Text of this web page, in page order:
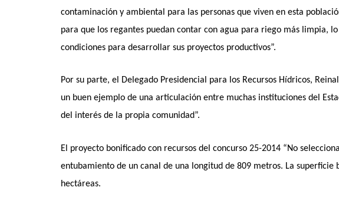
contaminación y ambiental para las personas que viven en esta
para que los regantes puedan contar con agua para riego más limpia,
condiciones para desarrollar sus proyectos productivos”.
Por su parte, el Delegado Presidencial para los Recursos Hídricos,
un buen ejemplo de una articulación entre muchas instituciones del
del interés de la propia comunidad”.
El proyecto bonificado con recursos del concurso 25-2014 “No
entubamiento de un canal de una longitud de 809 metros. La superficie
hectáreas.